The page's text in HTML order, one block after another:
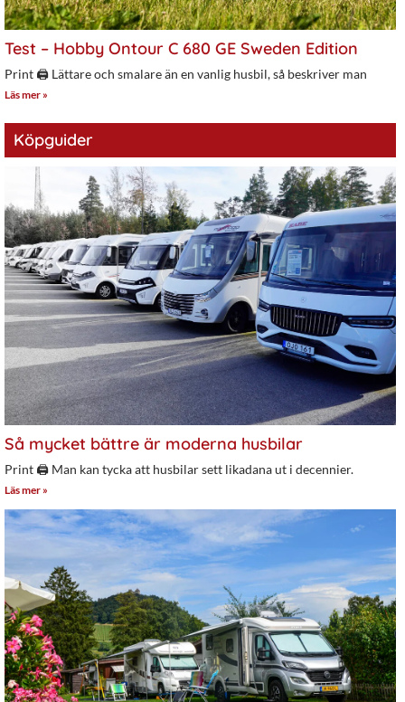
Test – Hobby Ontour C 680 GE Sweden Edition
Print 🖨 Lättare och smalare än en vanlig husbil, så beskriver man
Läs mer »
Köpguider
Så mycket bättre är moderna husbilar
Print 🖨 Man kan tycka att husbilar sett likadana ut i decennier.
Läs mer »